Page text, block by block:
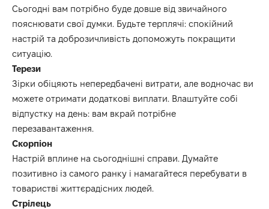
Сьогодні вам потрібно буде довше від звичайного
пояснювати свої думки. Будьте терплячі: спокійний
настрій та доброзичливість допоможуть покращити
ситуацію.
Терези
Зірки обіцяють непередбачені витрати, але водночас ви
можете отримати додаткові виплати. Влаштуйте собі
відпустку на день: вам вкрай потрібне
перезавантаження.
Скорпіон
Настрій вплине на сьогоднішні справи. Думайте
позитивно із самого ранку і намагайтеся перебувати в
товаристві життєрадісних людей.
Стрілець